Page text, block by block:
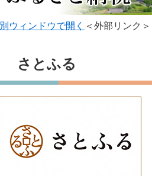
別ウィンドウで開く ＜外部リンク＞
さとふる